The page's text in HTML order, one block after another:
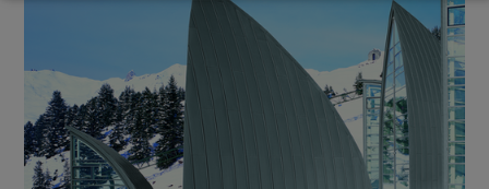
Activer ou désactiver tous les services
Utilisez ce commutateur pour activer ou désactiver tous les
services.